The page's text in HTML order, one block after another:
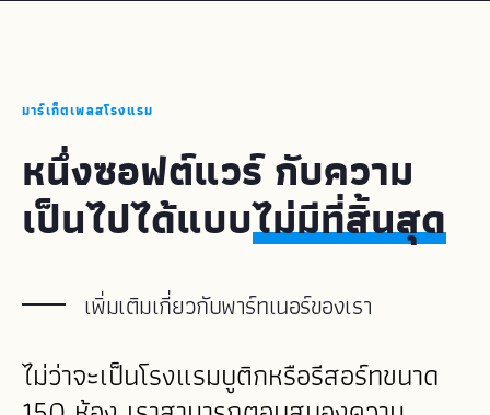
มาร์เก็ตเพลสโรงแรม
หนึ่งซอฟต์แวร์ กับความ
เป็นไปได้แบบไม่มีที่สิ้นสุด
เพิ่มเติมเกี่ยวกับพาร์ทเนอร์ของเรา
ไม่ว่าจะเป็นโรงแรมบูติกหรือรีสอร์ทขนาด